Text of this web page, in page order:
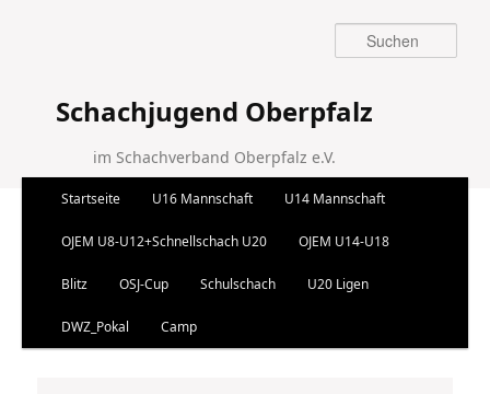
Schachjugend Oberpfalz
im Schachverband Oberpfalz e.V.
Suchen
Zum Inhalt wechseln
Zum sekundären Inhalt wechseln
Startseite U16 Mannschaft U14 Mannschaft
OJEM U8-U12+Schnellschach U20 OJEM U14-U18
Blitz OSJ-Cup Schulschach U20 Ligen
DWZ_Pokal Camp